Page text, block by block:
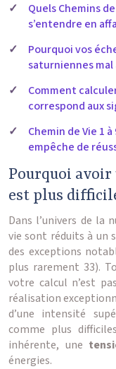
Quels Chemins
s’entendre en
Pourquoi vos
saturniennes mal
Comment
correspond aux
Chemin de Vie 1
empêche de
Pourquoi avoir
est plus
Dans l’univers de la
vie sont réduits à un
des exceptions
plus rarement 33).
votre calcul n’est
réalisation
d’une intensité
comme plus
inhérente, une
énergies.